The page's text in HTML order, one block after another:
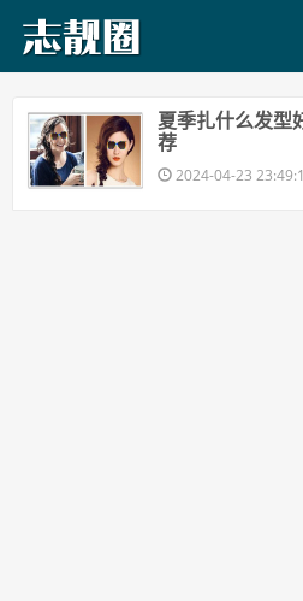
夏季扎什么发型
荐
2024-04-23